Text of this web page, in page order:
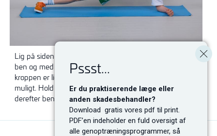
Pssst...
Er du praktiserende læge eller
anden skadesbehandler?
Download gratis vores pdf til print.
PDF’en indeholder en fuld oversigt af
alle genoptræningsprogrammer, så
Lig på siden og støt på underarm og fod med strakte
ben og med træningsbenet øverst. Løft hoften så
kroppen er lige. Løft det øverste ben strakt så højt som
muligt. Hold stillingen så lang tid som muligt og sænk
derefter ben og hofte til udgangspositionen.